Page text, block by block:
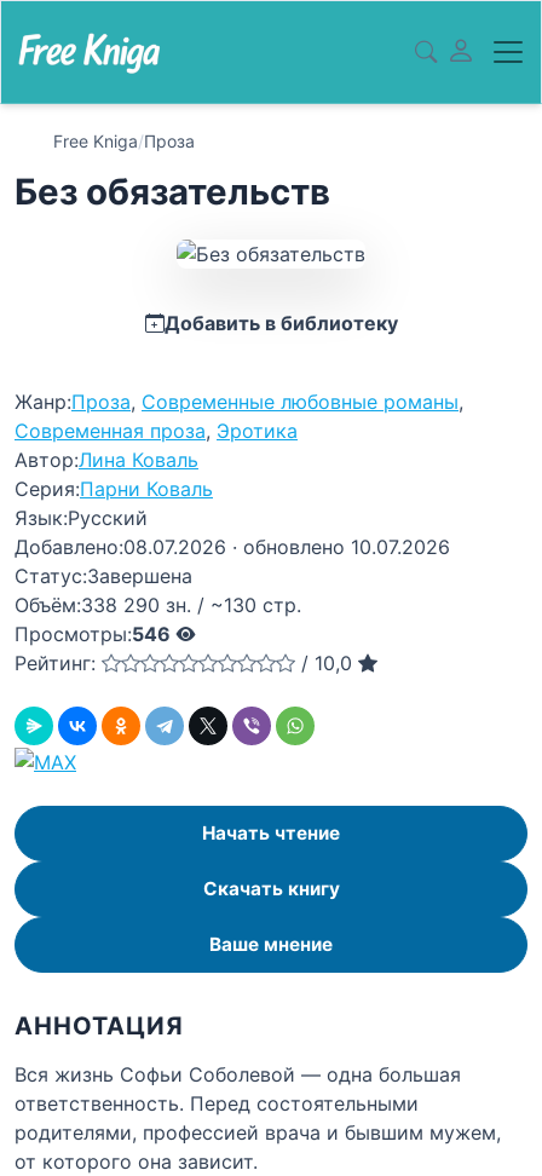
Free Kniga/Проза
Без обязательств
Добавить в библиотеку
Жанр:Проза, Современные любовные романы,
Современная проза, Эротика
Автор:Лина Коваль
Серия:Парни Коваль
Язык:Русский
Добавлено:08.07.2026 · обновлено 10.07.2026
Статус:Завершена
Объём:338 290 зн. / ~130 стр.
Просмотры:546
Рейтинг:
/ 10,0
Начать чтение
Скачать книгу
Ваше мнение
АННОТАЦИЯ
Вся жизнь Софьи Соболевой — одна большая
ответственность. Перед состоятельными
родителями, профессией врача и бывшим мужем,
от которого она зависит.